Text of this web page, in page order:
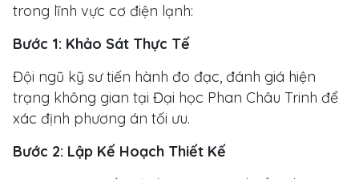
trong lĩnh vực cơ điện lạnh:
Bước 1: Khảo Sát Thực Tế
Đội ngũ kỹ sư tiến hành đo đạc, đánh giá hiện
trạng không gian tại Đại học Phan Châu Trinh để
xác định phương án tối ưu.
Bước 2: Lập Kế Hoạch Thiết Kế